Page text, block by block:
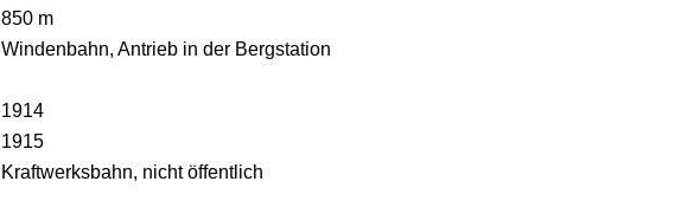
850 m
Windenbahn, Antrieb in der Bergstation
1914
1915
Kraftwerksbahn, nicht öffentlich